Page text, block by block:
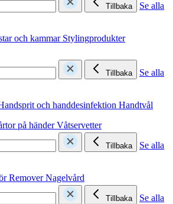
Tillbaka
Se alla
och kammar Stylingprodukter
Tillbaka
Se alla
och handdesinfektion Handtvål
på händerVåtservetter
Tillbaka
Se alla
RemoverNagelvård
Tillbaka
Se alla